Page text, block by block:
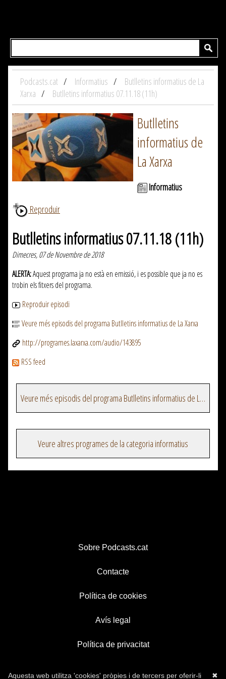
Podcasts.cat Informatius
Butlletins informatius de La
Xarxa
Butlletins informatius 07.11.18 (11h)
Butlletins
informatius de
La Xarxa
Informatius
Reproduir
Butlletins informatius 07.11.18 (11h)
Dimecres, 07 de Novembre de 2018
ALERTA:Aquest programa ja no està en emissió, i es possible que ja no es
trobin els fitxers del programa.
Reproduir episodi
Veure més episodis del programa Butlletins informatius de La Xarxa
http://programes.laxarxa.com/audio/143895
RSS feed
Veure més episodis del programa Butlletins informatius de La Xarxa
Veure altres programes de la categoria informatius
Sobre Podcasts.cat
Contacte
Política de cookies
Avís legal
Política de privacitat
✖
Aquesta web utilitza 'cookies' pròpies i de tercers per oferir-li